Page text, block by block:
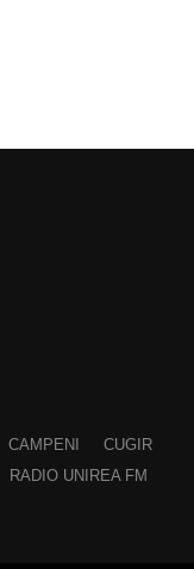
CAMPENI
CUGIR
RADIO UNIREA FM